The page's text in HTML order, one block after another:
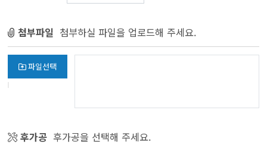
첨부파일 첨부하실 파일을 업로드해 주세요.
파일선택
후가공 후가공을 선택해 주세요.